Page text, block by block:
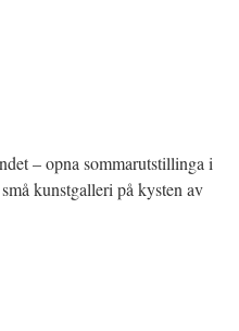
– opna sommarutstillinga i
kunstgalleri på kysten av